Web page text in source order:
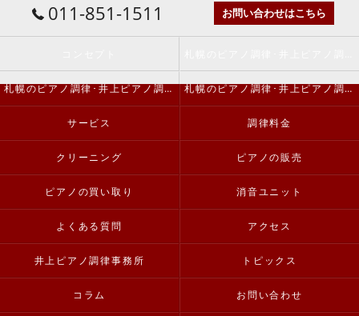
011-851-1511 お問い合わせはこちら
札幌のピアノ調律･井上ピアノ調律事務所の評判 札幌のピアノ調律･井上ピアノ調律事務所のお客様の声
サービス 調律料金
クリーニング ピアノの販売
ピアノの買い取り 消音ユニット
よくある質問 アクセス
井上ピアノ調律事務所 トピックス
コラム お問い合わせ